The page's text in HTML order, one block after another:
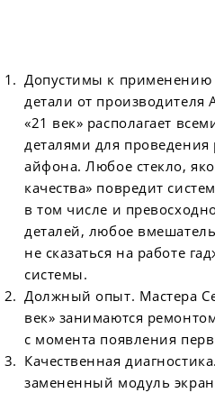
Допустимы к применению
детали от
«21 век» располагает
деталями для
айфона. Любое стекло,
качества» повредит
в том числе и
деталей, любое
не сказаться на работе
системы.
Должный опыт. Мастера
век» занимаются
с момента появления
Качественная
замененный модуль